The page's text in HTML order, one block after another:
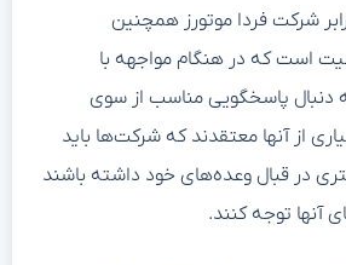
شرکت فردا موتورز همچنین
است که در هنگام مواجهه با
دنبال پاسخگویی مناسب از سوی
از آنها معتقدند که شرکت‌ها باید
در قبال وعده‌های خود داشته باشند
آنها توجه کنند.